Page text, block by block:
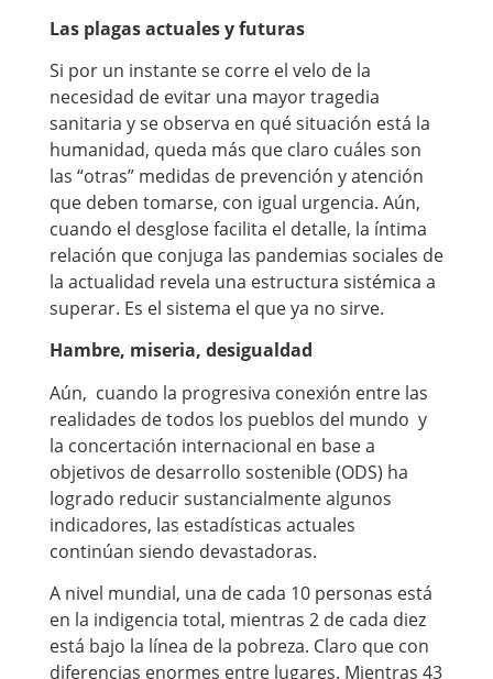
Las plagas actuales y futuras
Si por un instante se corre el velo de la
necesidad de evitar una mayor tragedia
sanitaria y se observa en qué situación está la
humanidad, queda más que claro cuáles son
las “otras” medidas de prevención y atención
que deben tomarse, con igual urgencia. Aún,
cuando el desglose facilita el detalle, la íntima
relación que conjuga las pandemias sociales de
la actualidad revela una estructura sistémica a
superar. Es el sistema el que ya no sirve.
Hambre, miseria, desigualdad
Aún, cuando la progresiva conexión entre las
realidades de todos los pueblos del mundo y
la concertación internacional en base a
objetivos de desarrollo sostenible (ODS) ha
logrado reducir sustancialmente algunos
indicadores, las estadísticas actuales
continúan siendo devastadoras.
A nivel mundial, una de cada 10 personas está
en la indigencia total, mientras 2 de cada diez
está bajo la línea de la pobreza. Claro que con
diferencias enormes entre lugares. Mientras 43